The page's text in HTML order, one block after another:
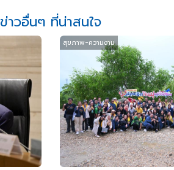
ข่าวอื่นๆ ที่น่าสนใจ
สุขภาพ-ความงาม